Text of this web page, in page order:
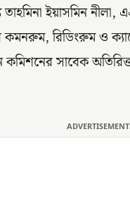
ইয়াসমিন
রিডিংরুম ও
সাবেক